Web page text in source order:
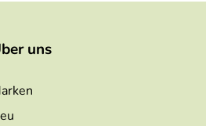
uns